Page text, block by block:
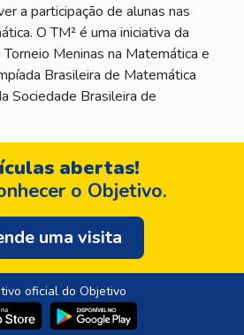
a participação de alunas nas
O TM² é uma iniciativa da
Meninas na Matemática e
Brasileira de Matemática
Sociedade Brasileira de
abertas!
o Objetivo.
uma visita
oficial do Objetivo